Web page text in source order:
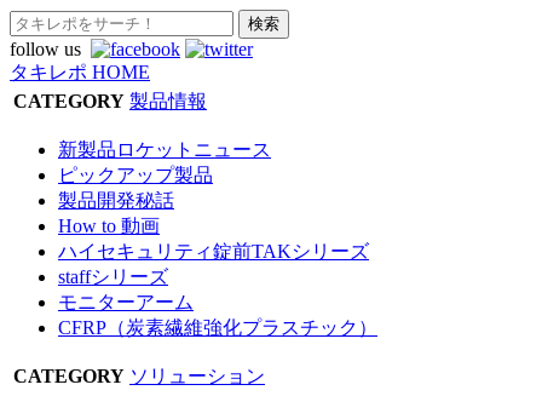
follow us
タキレポ HOME
CATEGORY 製品情報
新製品ロケットニュース
ピックアップ製品
製品開発秘話
How to 動画
ハイセキュリティ錠前TAKシリーズ
staffシリーズ
モニターアーム
CFRP（炭素繊維強化プラスチック）
CATEGORY ソリューション